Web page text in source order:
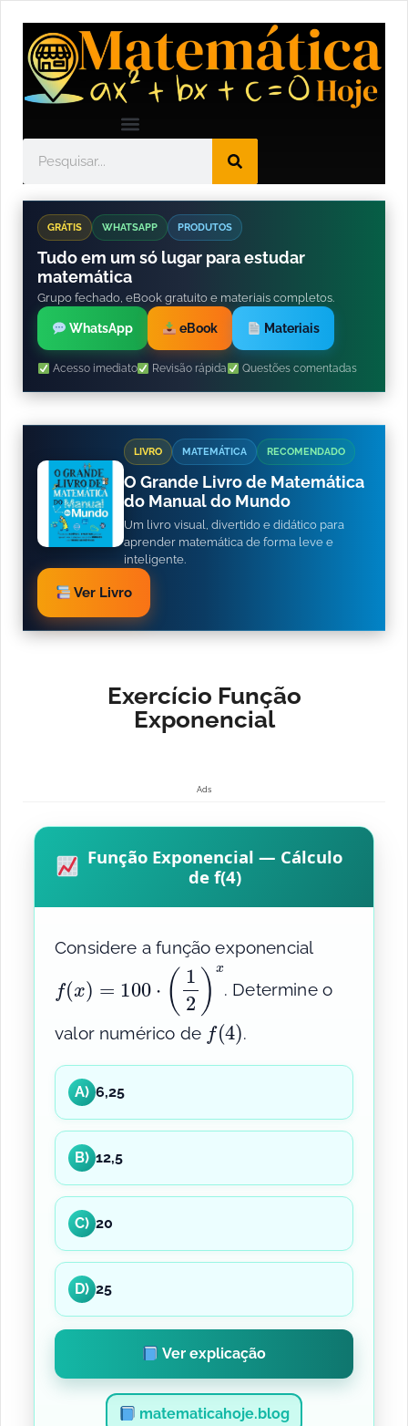
GRÁTIS WHATSAPP PRODUTOS
Tudo em um só lugar para estudar
matemática
Grupo fechado, eBook gratuito e materiais completos.
WhatsApp eBook Materiais
Acesso imediato Revisão rápida Questões comentadas
LIVRO MATEMÁTICA RECOMENDADO
O Grande Livro de Matemática
do Manual do Mundo
Um livro visual, divertido e didático para
aprender matemática de forma leve e
inteligente.
Ver Livro
Exercício Função
Exponencial
Ads
Função Exponencial — Cálculo
de f(4)
Considere a função exponencial
f(x = 100⋅ (12 x
. Determine o
valor numérico de
f(4 )
.
A) 6,25
B) 12,5
C) 20
D) 25
Ver explicação
matematicahoje.blog